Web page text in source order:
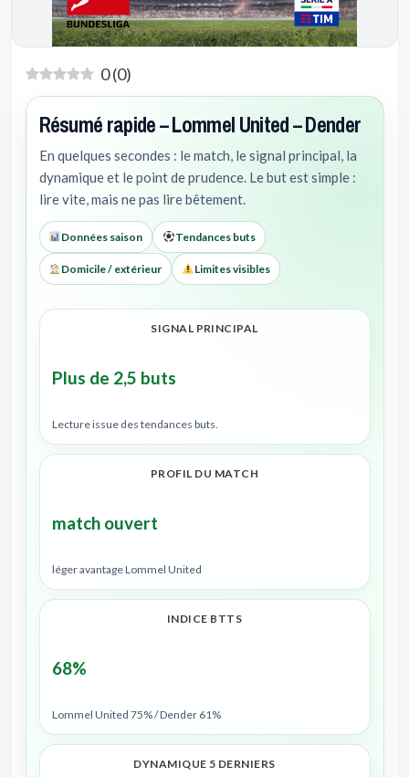
0(0)
Résumé rapide – Lommel United – Dender
En quelques secondes : le match, le signal principal, la
dynamique et le point de prudence. Le but est simple :
lire vite, mais ne pas lire bêtement.
Données saison Tendances buts
Domicile / extérieur Limites visibles
SIGNAL PRINCIPAL
Plus de 2,5 buts
Lecture issue des tendances buts.
PROFIL DU MATCH
match ouvert
léger avantage Lommel United
INDICE BTTS
68%
Lommel United 75% / Dender 61%
DYNAMIQUE 5 DERNIERS